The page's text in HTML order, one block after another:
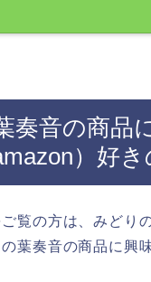
奏音の商品
）好
覧の方は、みどり
葉奏音の商品に興